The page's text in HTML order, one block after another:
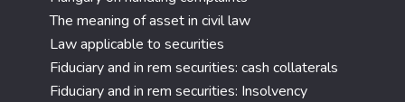
The meaning of asset in civil law
Law applicable to securities
Fiduciary and in rem securities: cash collaterals
Fiduciary and in rem securities: Insolvency